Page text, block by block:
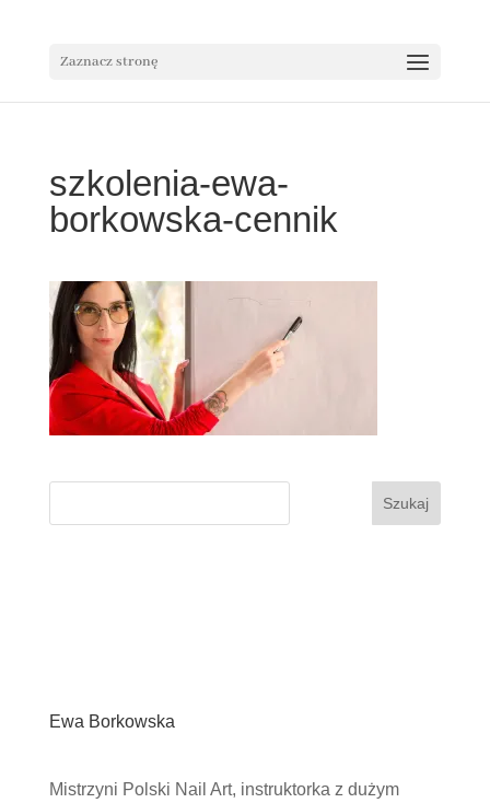
Zaznacz stronę
szkolenia-ewa-
borkowska-cennik
Szukaj
Ewa Borkowska
Mistrzyni Polski Nail Art, instruktorka z dużym